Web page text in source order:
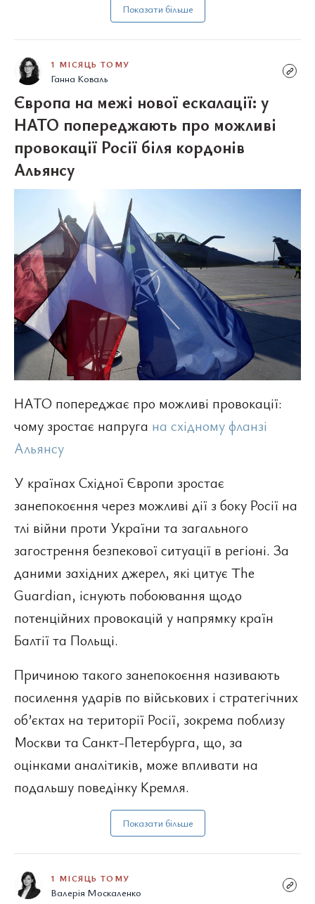
Показати більше
1 МІСЯЦЬ ТОМУ
Ганна Коваль
Європа на межі нової ескалації: у
НАТО попереджають про можливі
провокації Росії біля кордонів
Альянсу
НАТО попереджає про можливі провокації:
чому зростає напруга на східному фланзі
Альянсу
У країнах Східної Європи зростає
занепокоєння через можливі дії з боку Росії на
тлі війни проти України та загального
загострення безпекової ситуації в регіоні. За
даними західних джерел, які цитує The
Guardian, існують побоювання щодо
потенційних провокацій у напрямку країн
Балтії та Польщі.
Причиною такого занепокоєння називають
посилення ударів по військових і стратегічних
об’єктах на території Росії, зокрема поблизу
Москви та Санкт-Петербурга, що, за
оцінками аналітиків, може впливати на
подальшу поведінку Кремля.
Показати більше
1 МІСЯЦЬ ТОМУ
Валерія Москаленко